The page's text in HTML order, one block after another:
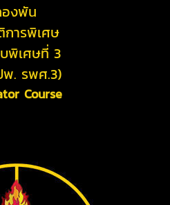
งพัน
ารพิเศษ
พิเศษที่ 3
. รพศ.3)
Course